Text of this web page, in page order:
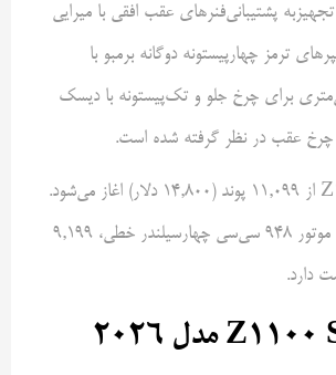
پشتیبانی‌فنرهای عقب افقی با میرایی
ترمز چهارپیستونه دوگانه برمبو با
۳۱۰ میلی‌متری برای چرخ جلو و تک‌پیستونه با دیسک
قیمت کاوازاکی Z1100 از ۱۱,۰۹۹ پوند (۱۴,۸۰۰ دلار) اغاز می‌شود.
برای قیاس، Z900 با موتور ۹۴۸ سی‌سی چهارسیلندر خطی، ۹,۱۹۹